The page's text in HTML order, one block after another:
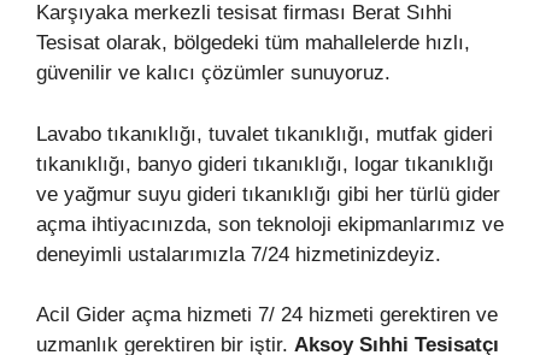
Karşıyaka merkezli tesisat firması Berat Sıhhi
Tesisat olarak, bölgedeki tüm mahallelerde hızlı,
güvenilir ve kalıcı çözümler sunuyoruz.
Lavabo tıkanıklığı, tuvalet tıkanıklığı, mutfak gideri
tıkanıklığı, banyo gideri tıkanıklığı, logar tıkanıklığı
ve yağmur suyu gideri tıkanıklığı gibi her türlü gider
açma ihtiyacınızda, son teknoloji ekipmanlarımız ve
deneyimli ustalarımızla 7/24 hizmetinizdeyiz.
Acil Gider açma hizmeti 7/ 24 hizmeti gerektiren ve
uzmanlık gerektiren bir iştir. Aksoy Sıhhi Tesisatçı